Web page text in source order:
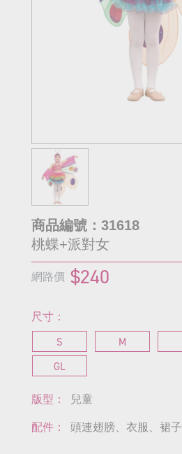
商品編號：31618
桃蝶+派對女
網路價 $240
尺寸：
S M
GL
版型： 兒童
配件： 頭連翅膀、衣服、裙子